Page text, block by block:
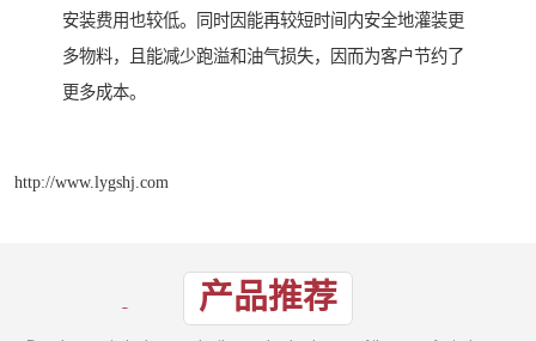
安装费用也较低。同时因能再较短时间内安全地灌装更
多物料，且能减少跑溢和油气损失，因而为客户节约了
更多成本。
http://www.lygshj.com
产品推荐